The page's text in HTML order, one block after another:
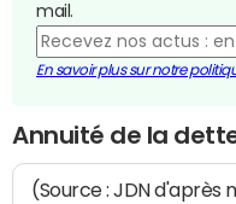
mail.
En savoir plus sur notre
Annuité de la
(Source : JDN d'après